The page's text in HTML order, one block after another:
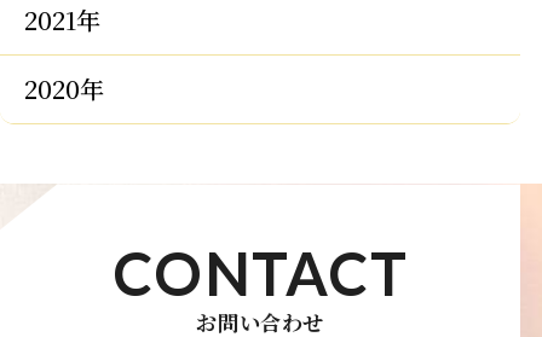
2021年
2020年
CONTACT
お問い合わせ